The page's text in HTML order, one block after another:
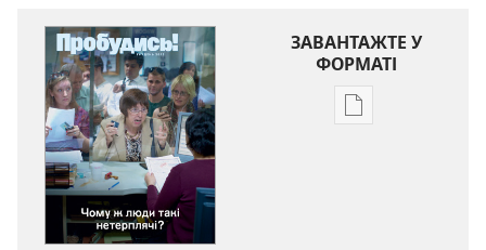
ЗАВАНТАЖТЕ У
ФОРМАТІ
Параметри